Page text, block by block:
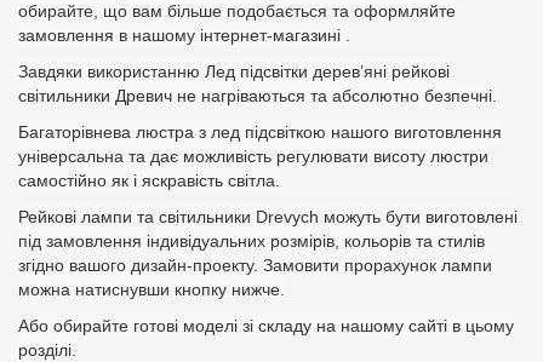
обирайте, що вам більше подобається та оформляйте
замовлення в нашому інтернет-магазині .
Завдяки використанню Лед підсвітки дерев’яні рейкові
світильники Древич не нагріваються та абсолютно безпечні.
Багаторівнева люстра з лед підсвіткою нашого виготовлення
універсальна та дає можливість регулювати висоту люстри
самостійно як і яскравість світла.
Рейкові лампи та світильники Drevych можуть бути виготовлені
під замовлення індивідуальних розмірів, кольорів та стилів
згідно вашого дизайн-проекту. Замовити прорахунок лампи
можна натиснувши кнопку нижче.
Або обирайте готові моделі зі складу на нашому сайті в цьому
розділі.